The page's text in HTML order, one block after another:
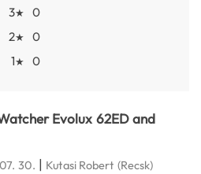
3★
0
2★
0
1★ 0
Evolux 62ED and
30. | Kutasi Robert (Recsk)